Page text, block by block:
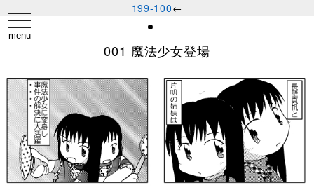
toggle
navigation
menu
199-100←
001 魔法少女登場